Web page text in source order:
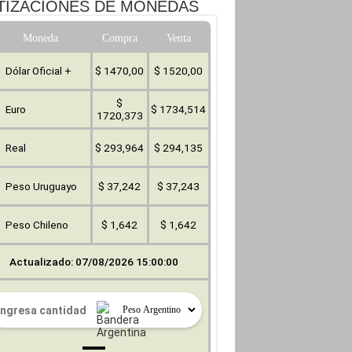
DE MONEDAS
Moneda Compra Venta
Dólar Oficial + $ 1470,00 $ 1520,00
Euro
$
1720,373
$ 1734,514
Real $ 293,964 $ 294,135
Peso Uruguayo $ 37,242 $ 37,243
Peso Chileno $ 1,642 $ 1,642
Actualizado: 07/08/2026 15:00:00